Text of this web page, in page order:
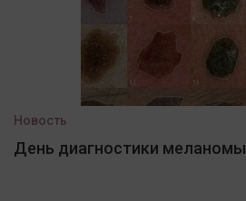
Новость
День диагностики меланомы